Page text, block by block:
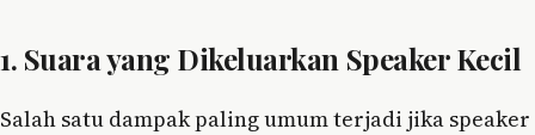
1. Suara yang Dikeluarkan Speaker Kecil
Salah satu dampak paling umum terjadi jika speaker